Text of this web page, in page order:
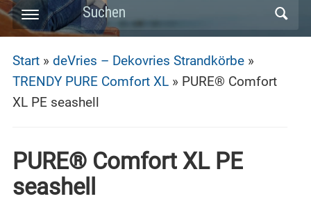
Toggle
menu
Search
for:
Start» deVries – Dekovries Strandkörbe»
TRENDY PURE Comfort XL» PURE® Comfort
XL PE seashell
PURE® Comfort XL PE
seashell